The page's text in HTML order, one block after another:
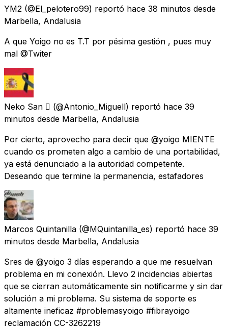
YM2 (@El_pelotero99) reportó hace 38 minutos desde
Marbella, Andalusia
A que Yoigo no es T.T por pésima gestión , pues muy
mal @Twiter
Neko San  (@Antonio_Miguell) reportó hace 39
minutos desde Marbella, Andalusia
Por cierto, aprovecho para decir que @yoigo MIENTE
cuando os prometen algo a cambio de una portabilidad,
ya está denunciado a la autoridad competente.
Deseando que termine la permanencia, estafadores
Marcos Quintanilla (@MQuintanilla_es) reportó hace 39
minutos desde Marbella, Andalusia
Sres de @yoigo 3 días esperando a que me resuelvan
problema en mi conexión. Llevo 2 incidencias abiertas
que se cierran automáticamente sin notificarme y sin dar
solución a mi problema. Su sistema de soporte es
altamente ineficaz #problemasyoigo #fibrayoigo
reclamación CC-3262219